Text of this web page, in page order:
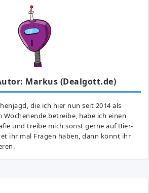
Markus (Dealgott.de)
die ich hier nun seit 2014 als
betreibe, habe ich einen
und treibe mich sonst gerne auf Bier-
ihr mal Fragen haben, dann könnt ihr